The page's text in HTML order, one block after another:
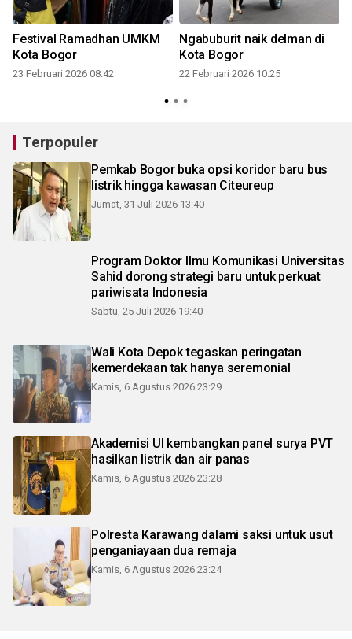
Festival Ramadhan UMKM
Kota Bogor
23 Februari 2026 08:42
Ngabuburit naik delman di
Kota Bogor
22 Februari 2026 10:25
Terpopuler
Pemkab Bogor buka opsi koridor baru bus
listrik hingga kawasan Citeureup
Jumat, 31 Juli 2026 13:40
Program Doktor Ilmu Komunikasi Universitas
Sahid dorong strategi baru untuk perkuat
pariwisata Indonesia
Sabtu, 25 Juli 2026 19:40
Wali Kota Depok tegaskan peringatan
kemerdekaan tak hanya seremonial
Kamis, 6 Agustus 2026 23:29
Akademisi UI kembangkan panel surya PVT
hasilkan listrik dan air panas
Kamis, 6 Agustus 2026 23:28
Polresta Karawang dalami saksi untuk usut
penganiayaan dua remaja
Kamis, 6 Agustus 2026 23:24